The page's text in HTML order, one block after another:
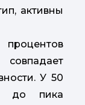
активны
У 50
до пика